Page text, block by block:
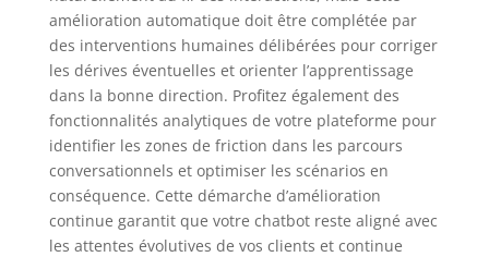
amélioration automatique doit être complétée par
des interventions humaines délibérées pour corriger
les dérives éventuelles et orienter l’apprentissage
dans la bonne direction. Profitez également des
fonctionnalités analytiques de votre plateforme pour
identifier les zones de friction dans les parcours
conversationnels et optimiser les scénarios en
conséquence. Cette démarche d’amélioration
continue garantit que votre chatbot reste aligné avec
les attentes évolutives de vos clients et continue